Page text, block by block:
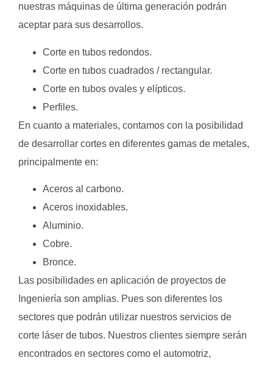
nuestras máquinas de última generación podrán
aceptar para sus desarrollos.
Corte en tubos redondos.
Corte en tubos cuadrados / rectangular.
Corte en tubos ovales y elípticos.
Perfiles.
En cuanto a materiales, contamos con la posibilidad
de desarrollar cortes en diferentes gamas de metales,
principalmente en:
Aceros al carbono.
Aceros inoxidables.
Aluminio.
Cobre.
Bronce.
Las posibilidades en aplicación de proyectos de
Ingeniería son amplias. Pues son diferentes los
sectores que podrán utilizar nuestros servicios de
corte láser de tubos. Nuestros clientes siempre serán
encontrados en sectores como el automotriz,